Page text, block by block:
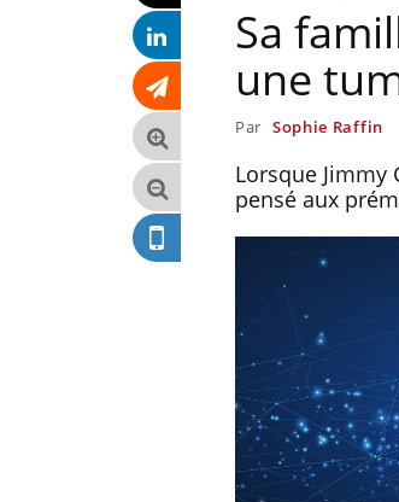
Sa
une
Par Sophie Raffin
Lorsque Jimmy
pensé aux